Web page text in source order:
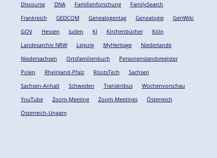
Discourse
DNA Familienforschung
FamilySearch
Frankreich
GEDCOM Genealogentag Genealogie
GenWiki
GOV
Hessen Juden KI Kirchenbücher
Köln
Landesarchiv NRW
Leipzig MyHeritage
Niederlande
Niedersachsen
Ortsfamilienbuch
Personenstandsregister
Polen
Rheinland-Pfalz RootsTech
Sachsen
Sachsen-Anhalt
Schweden Transkribus
Wochenvorschau
YouTube
Zoom-Meeting Zoom-Meetings
Österreich
Österreich-Ungarn